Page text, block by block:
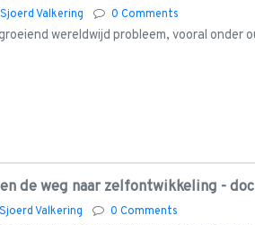
Sjoerd Valkering 0 Comments
wereldwijd probleem, vooral
de weg naar zelfontwikkeling -
Sjoerd Valkering 0 Comments